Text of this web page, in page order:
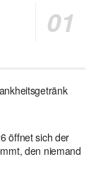
öffnet sich der
den niemand